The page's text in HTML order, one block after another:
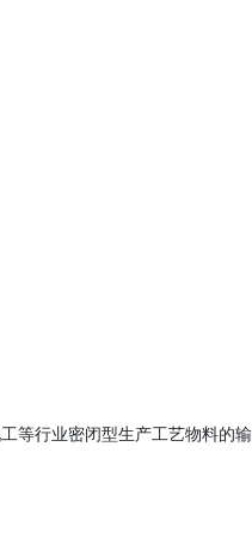
行业密闭型生产工艺物料的输